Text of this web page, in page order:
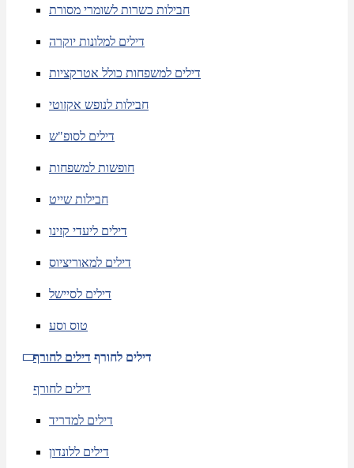
חבילות כשרות לשומרי מסורת
דילים למלונות יוקרה
דילים למשפחות כולל אטרקציות
חבילות לנופש אקזוטי
דילים לסופ"ש
חופשות למשפחות
חבילות שייט
דילים ליעדי קזינו
דילים למאוריציוס
דילים לסיישל
טוס וסע
דילים לחורף דילים לחורף
דילים לחורף
דילים למדריד
דילים ללונדון